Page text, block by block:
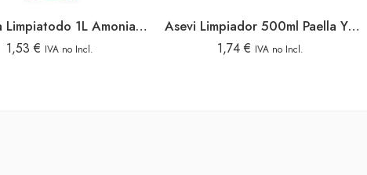
Arrixaca Limpiatodo 1L Amoniacal
1,53 € IVA no Incl.
Asevi Limpiador 500ml Paella Y Calderos
1,74 € IVA no Incl.